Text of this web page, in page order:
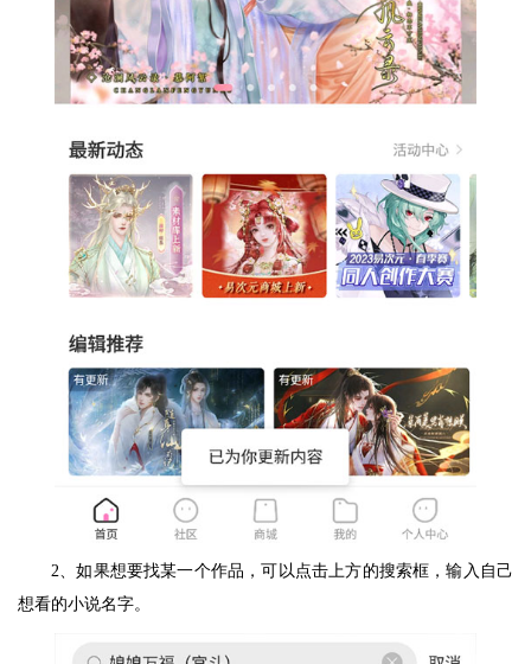
2、如果想要找某一个作品，可以点击上方的搜索框，输入自己
想看的小说名字。